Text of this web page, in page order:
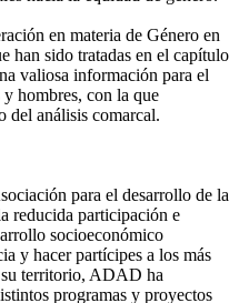
en materia de Género en
han sido tratadas en el capítulo
valiosa información para el
y hombres, con la que
del análisis comarcal.
para el desarrollo de la
reducida participación e
socioeconómico
y hacer partícipes a los más
su territorio, ADAD ha
programas y proyectos